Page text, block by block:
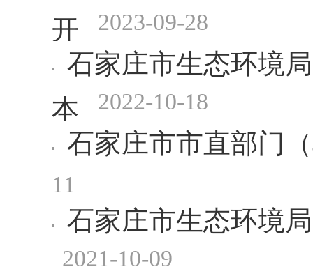
开 2023-09-28
石家庄市生态环境
本 2022-10-18
石家庄市市直部门
11
石家庄市生态环境
2021-10-09